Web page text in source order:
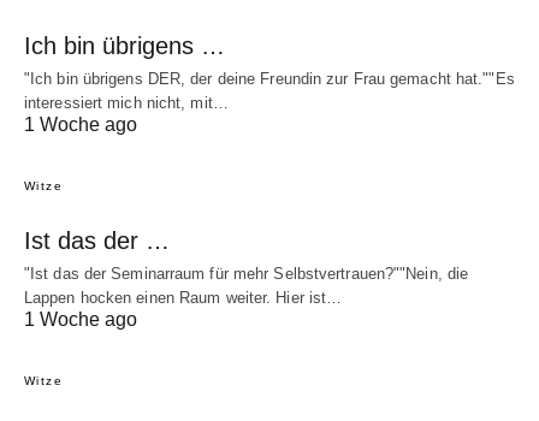
Ich bin übrigens …
"Ich bin übrigens DER, der deine Freundin zur Frau gemacht hat.""Es
interessiert mich nicht, mit…
1 Woche ago
Witze
Ist das der …
"Ist das der Seminarraum für mehr Selbstvertrauen?""Nein, die
Lappen hocken einen Raum weiter. Hier ist…
1 Woche ago
Witze